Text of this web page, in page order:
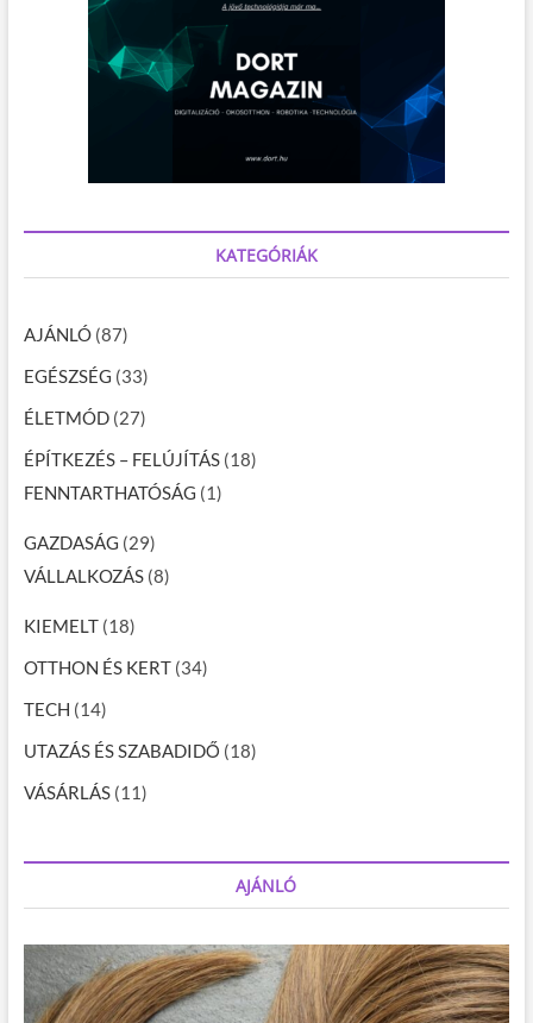
KATEGÓRIÁK
AJÁNLÓ(87)
EGÉSZSÉG (33)
ÉLETMÓD(27)
ÉPÍTKEZÉS – FELÚJÍTÁS(18)
FENNTARTHATÓSÁG (1)
GAZDASÁG (29)
VÁLLALKOZÁS(8)
KIEMELT(18)
OTTHON ÉS KERT(34)
TECH (14)
UTAZÁS ÉS SZABADIDŐ (18)
VÁSÁRLÁS(11)
AJÁNLÓ